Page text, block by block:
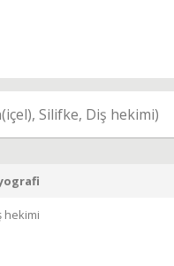
Silifke, Diş hekimi)
hekimi